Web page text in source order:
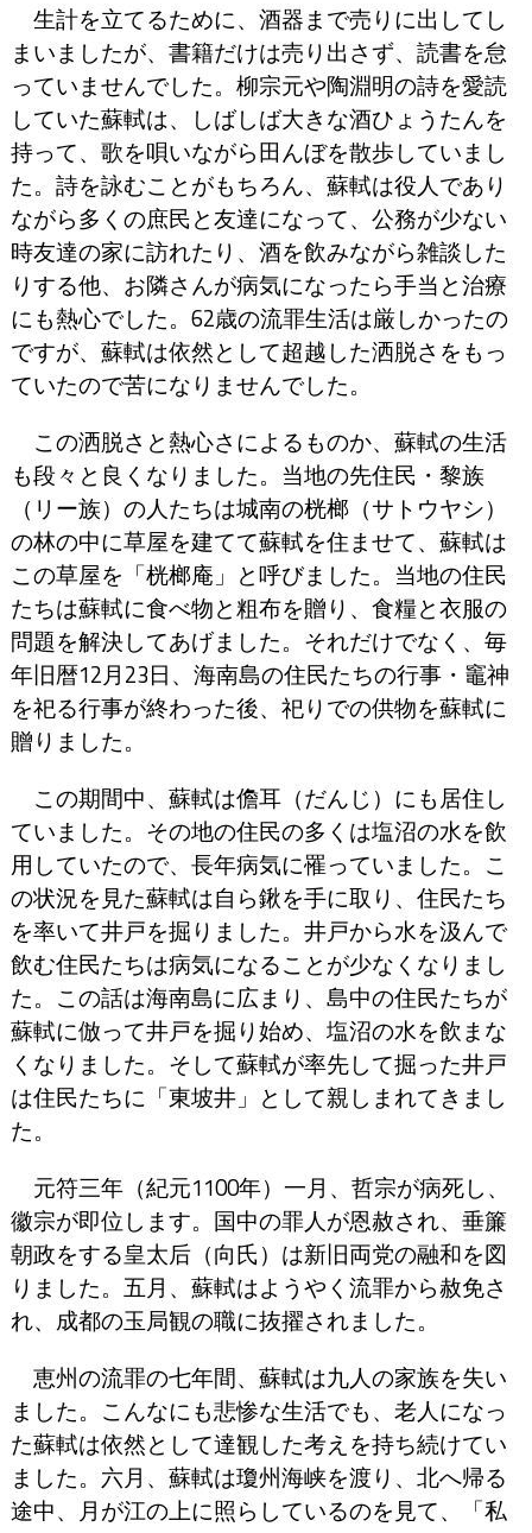
生計を立てるために、酒器まで売りに出してし
まいましたが、書籍だけは売り出さず、読書を怠
っていませんでした。柳宗元や陶淵明の詩を愛読
していた蘇軾は、しばしば大きな酒ひょうたんを
持って、歌を唄いながら田んぼを散歩していまし
た。詩を詠むことがもちろん、蘇軾は役人であり
ながら多くの庶民と友達になって、公務が少ない
時友達の家に訪れたり、酒を飲みながら雑談した
りする他、お隣さんが病気になったら手当と治療
にも熱心でした。62歳の流罪生活は厳しかったの
ですが、蘇軾は依然として超越した洒脱さをもっ
ていたので苦になりませんでした。
この洒脱さと熱心さによるものか、蘇軾の生活
も段々と良くなりました。当地の先住民・黎族
（リー族）の人たちは城南の桄榔（サトウヤシ）
の林の中に草屋を建てて蘇軾を住ませて、蘇軾は
この草屋を「桄榔庵」と呼びました。当地の住民
たちは蘇軾に食べ物と粗布を贈り、食糧と衣服の
問題を解決してあげました。それだけでなく、毎
年旧暦12月23日、海南島の住民たちの行事・竈神
を祀る行事が終わった後、祀りでの供物を蘇軾に
贈りました。
この期間中、蘇軾は儋耳（だんじ）にも居住し
ていました。その地の住民の多くは塩沼の水を飲
用していたので、長年病気に罹っていました。こ
の状況を見た蘇軾は自ら鍬を手に取り、住民たち
を率いて井戸を掘りました。井戸から水を汲んで
飲む住民たちは病気になることが少なくなりまし
た。この話は海南島に広まり、島中の住民たちが
蘇軾に倣って井戸を掘り始め、塩沼の水を飲まな
くなりました。そして蘇軾が率先して掘った井戸
は住民たちに「東坡井」として親しまれてきまし
た。
元符三年（紀元1100年）一月、哲宗が病死し、
徽宗が即位します。国中の罪人が恩赦され、垂簾
朝政をする皇太后（向氏）は新旧両党の融和を図
りました。五月、蘇軾はようやく流罪から赦免さ
れ、成都の玉局観の職に抜擢されました。
恵州の流罪の七年間、蘇軾は九人の家族を失い
ました。こんなにも悲惨な生活でも、老人になっ
た蘇軾は依然として達観した考えを持ち続けてい
ました。六月、蘇軾は瓊州海峡を渡り、北へ帰る
途中、月が江の上に照らしているのを見て、「私